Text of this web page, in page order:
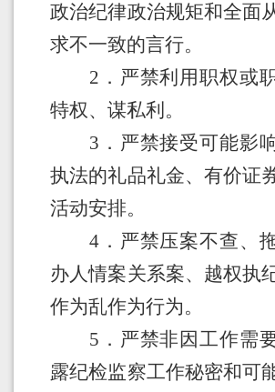
政治纪律政治规矩和全面
求不一致的言行。
2 ． 严禁利用职权或
特权、谋私利。
3 ． 严禁接受可能影
执法的礼品礼金、有价证
活动安排。
4 ． 严禁压案不查、
办人情案关系案、越权执
作为乱作为行为。
5 ． 严禁非因工作需
露纪检监察工作秘密和可